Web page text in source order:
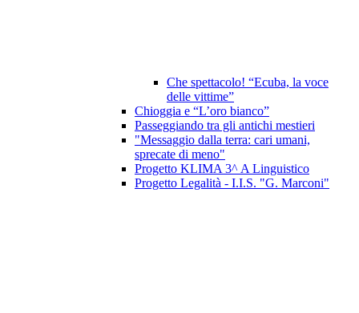
Che spettacolo! “Ecuba, la voce
delle vittime”
Chioggia e “L’oro bianco”
Passeggiando tra gli antichi mestieri
"Messaggio dalla terra: cari umani,
sprecate di meno"
Progetto KLIMA 3^ A Linguistico
Progetto Legalità - I.I.S. "G. Marconi"